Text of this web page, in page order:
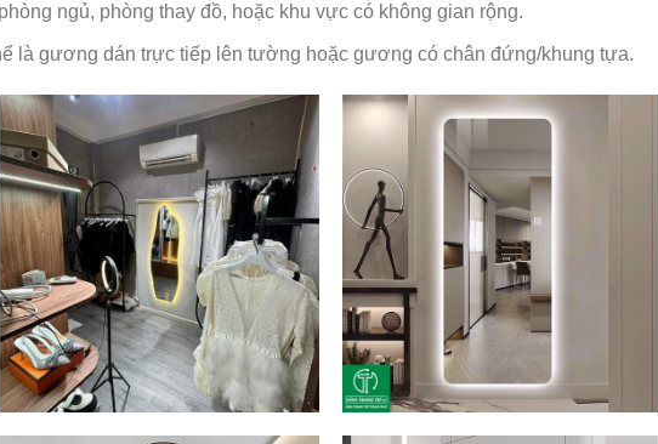
ngủ, phòng thay đồ, hoặc khu vực có không gian rộng.
là gương dán trực tiếp lên tường hoặc gương có chân đứng/khung tựa.